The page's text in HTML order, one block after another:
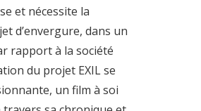
et nécessite la
d’envergure, dans un
rapport à la société
du projet EXIL se
un film à soi